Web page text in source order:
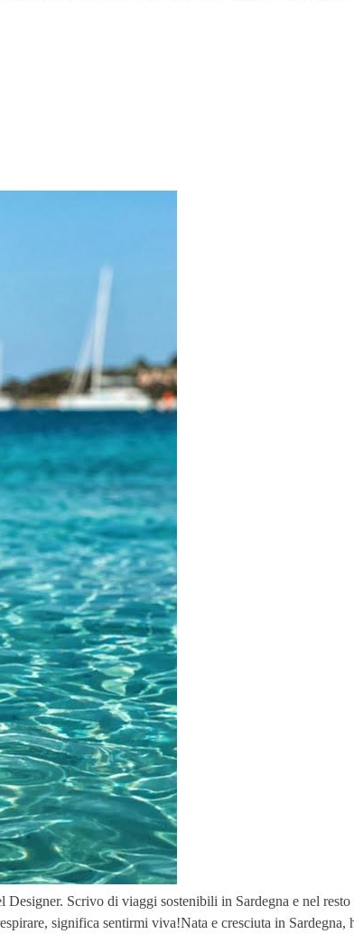
Scrivo di viaggi sostenibili in Sardegna e nel
significa sentirmi viva!Nata e cresciuta in